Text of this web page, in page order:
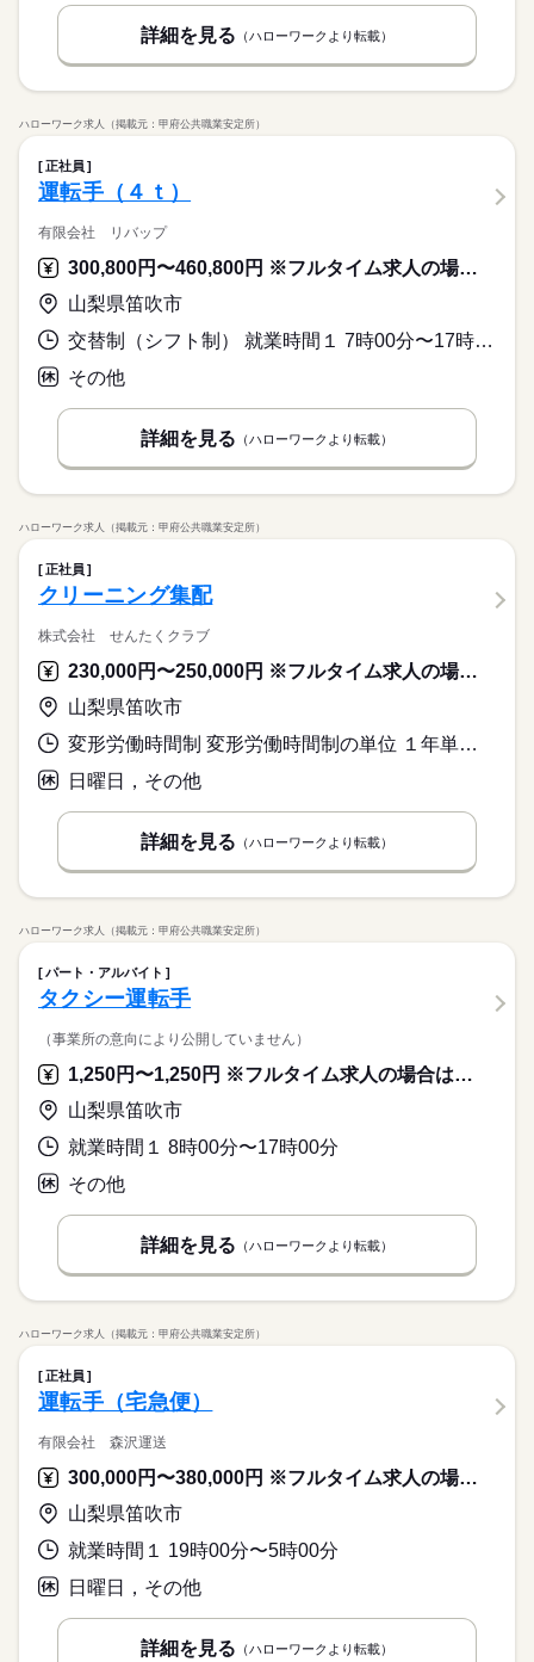
詳細を見る （ハローワークより転載）
ハローワーク求人（掲載元：甲府公共職業安定所）
正社員
運転手（４ｔ）
有限会社 リバップ
300,800円〜460,800円 ※フルタイム求人の場合は月額（換算額）、パート求人の場合は時間額を表示しています。
山梨県笛吹市
交替制（シフト制） 就業時間１ 7時00分〜17時00分 就業時間２ 10時00分〜20時00分 又は 0時00分〜23時59分の時間の間の8時間 就業時間に関する特記事項 ※改善基準告示内で変動あり
その他
詳細を見る （ハローワークより転載）
ハローワーク求人（掲載元：甲府公共職業安定所）
正社員
クリーニング集配
株式会社 せんたくクラブ
230,000円〜250,000円 ※フルタイム求人の場合は月額（換算額）、パート求人の場合は時間額を表示しています。
山梨県笛吹市
変形労働時間制 変形労働時間制の単位 １年単位 就業時間１ 8時00分〜17時10分
日曜日，その他
詳細を見る （ハローワークより転載）
ハローワーク求人（掲載元：甲府公共職業安定所）
パート・アルバイト
タクシー運転手
（事業所の意向により公開していません）
1,250円〜1,250円 ※フルタイム求人の場合は月額（換算額）、パート求人の場合は時間額を表示しています。
山梨県笛吹市
就業時間１ 8時00分〜17時00分
その他
詳細を見る （ハローワークより転載）
ハローワーク求人（掲載元：甲府公共職業安定所）
正社員
運転手（宅急便）
有限会社 森沢運送
300,000円〜380,000円 ※フルタイム求人の場合は月額（換算額）、パート求人の場合は時間額を表示しています。
山梨県笛吹市
就業時間１ 19時00分〜5時00分
日曜日，その他
詳細を見る （ハローワークより転載）